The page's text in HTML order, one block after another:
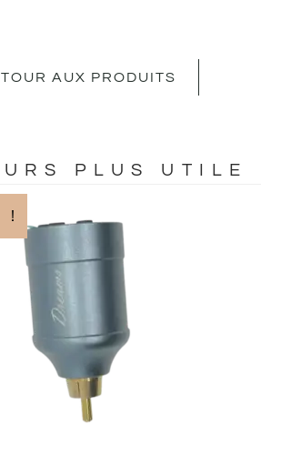
AUX PRODUITS
PLUS UTILE
!